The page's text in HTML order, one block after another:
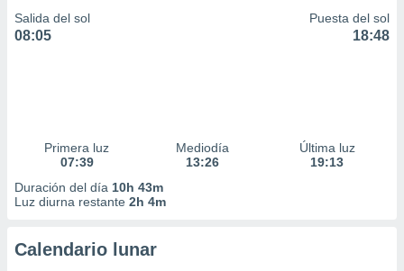
Salida del sol
08:05
Puesta del sol
18:48
Primera luz
07:39
Mediodía
13:26
Última luz
19:13
Duración del día 10h 43m
Luz diurna restante 2h 4m
Calendario lunar